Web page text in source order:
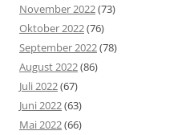
November 2022(73)
Oktober 2022(76)
September 2022(78)
August 2022(86)
Juli 2022(67)
Juni 2022(63)
Mai 2022(66)